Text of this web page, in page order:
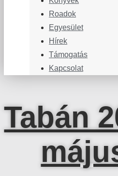
Roadok
Egyesület
Hírek
Támogatás
Kapcsolat
Tabán